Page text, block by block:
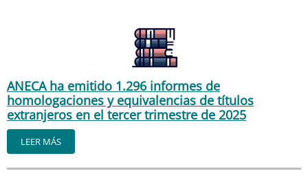
ANECA ha emitido 1.296 informes de
homologaciones y equivalencias de títulos
extranjeros en el tercer trimestre de 2025
LEER MÁS